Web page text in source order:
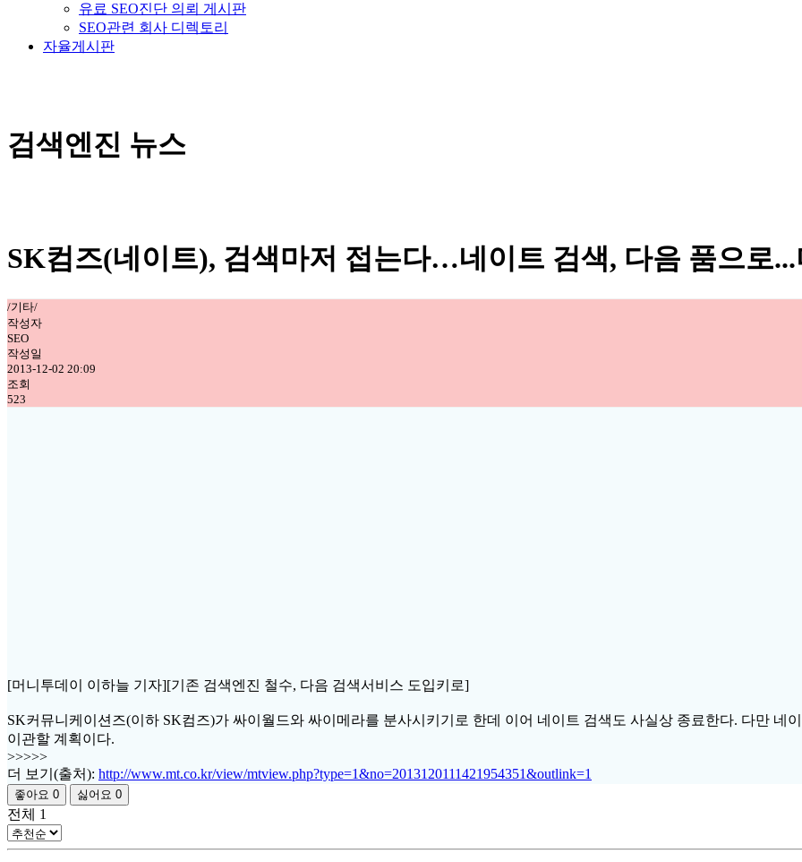
유료 SEO진단 의뢰 게시판
SEO관련 회사 디렉토리
자율게시판
검색엔진 뉴스
SK컴즈(네이트), 검색마저 접는다…네이트 검색, 다음 품으로...
/기타/
작성자
SEO
작성일
2013-12-02 20:09
조회
523
[머니투데이 이하늘 기자][기존 검색엔진 철수, 다음 검색서비스 도입키로]
SK커뮤니케이션즈(이하 SK컴즈)가 싸이월드와 싸이메라를 분사시키기로 한데 이어 네이트 검색도 사실상 종료한다. 다만 네
이관할 계획이다.
>>>>>
더 보기(출처): http://www.mt.co.kr/view/mtview.php?type=1&no=2013120111421954351&outlink=1
좋아요 0 싫어요 0
전체 1